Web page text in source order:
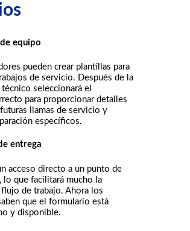
equipo
pueden crear plantillas para
de servicio. Después de la
seleccionará el
para proporcionar detalles
llamas de servicio y
específicos.
entrega
acceso directo a un punto de
lo que facilitará mucho la
de trabajo. Ahora los
que el formulario está
y disponible.